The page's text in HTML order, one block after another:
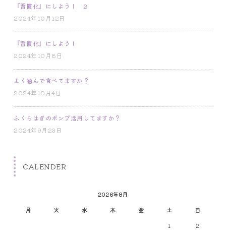
『習慣化』にしよう！ 2
2024年10月12日
『習慣化』にしよう！
2024年10月8日
よく噛んで食べてますか？
2024年10月4日
ふくらはぎのポンプ活用してますか？
2024年9月23日
CALENDER
2026年8月
月
火 水 木 金 土
日
1
2